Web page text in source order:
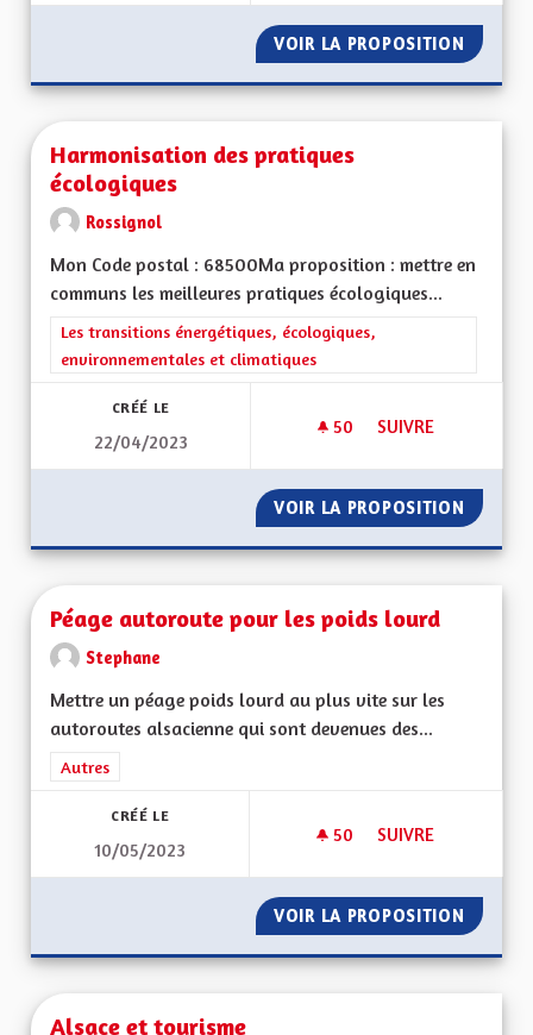
VOIR LA PROPOSITION
Harmonisation des pratiques
écologiques
Rossignol
Mon Code postal : 68500Ma proposition : mettre en
communs les meilleures pratiques écologiques...
Filtrer les résultats de la catégorie : Les transitions
Les transitions énergétiques, écologiques,
environnementales et climatiques
CRÉÉ LE
22/04/2023
50 50 ABONNÉS
SUIVRE
VOIR LA PROPOSITION
Péage autoroute pour les poids lourd
Stephane
Mettre un péage poids lourd au plus vite sur les
autoroutes alsacienne qui sont devenues des...
Filtrer les résultats de la catégorie : Autres
Autres
CRÉÉ LE
10/05/2023
50 50 ABONNÉS
SUIVRE
VOIR LA PROPOSITION
Alsace et tourisme